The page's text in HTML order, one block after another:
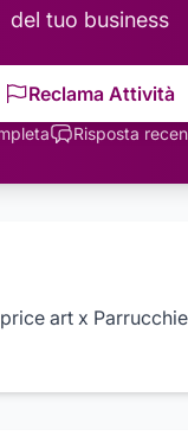
del tuo business
Reclama Attività
Risposta
art x